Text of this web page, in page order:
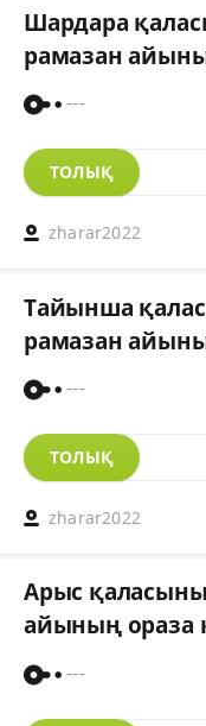
Шардара
рамазан
---
ТОЛЫҚ
zharar2022
Тайынша
рамазан
---
ТОЛЫҚ
zharar2022
Арыс
айының ораза
---